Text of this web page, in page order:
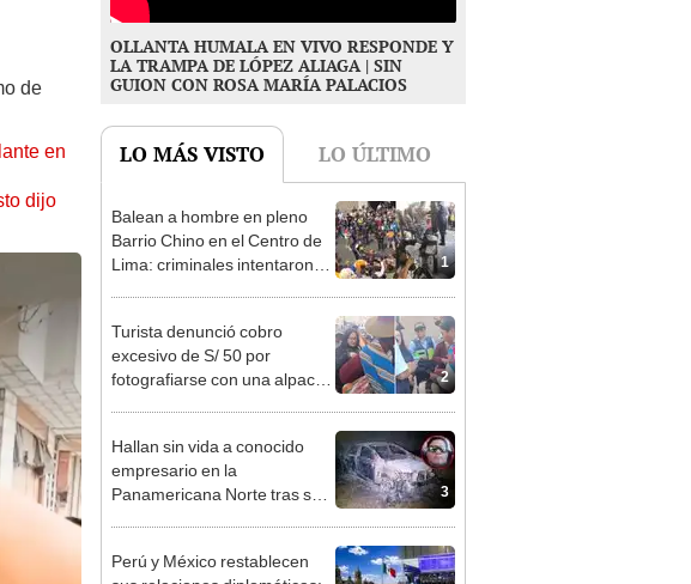
de
en
dijo
OLLANTA HUMALA EN VIVO RESPONDE Y
LA TRAMPA DE LÓPEZ ALIAGA | SIN
GUION CON ROSA MARÍA PALACIOS
LO MÁS VISTO LO ÚLTIMO
1
Balean a hombre en pleno
Barrio Chino en el Centro de
Lima: criminales intentaron
2
Turista denunció cobro
excesivo de S/ 50 por
fotografiarse con una alpaca
3
Hallan sin vida a conocido
empresario en la
Panamericana Norte tras ser
Perú y México restablecen